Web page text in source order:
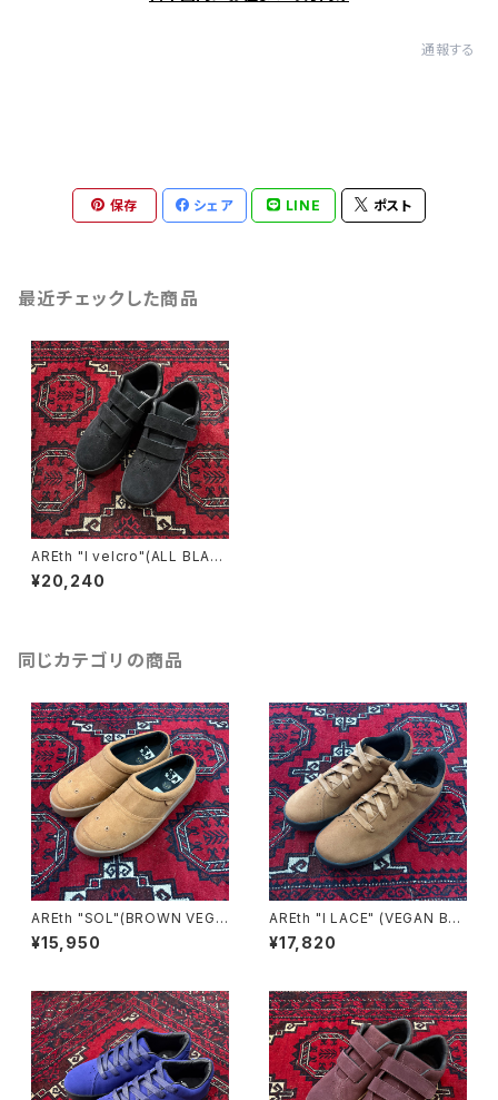
通報する
保存 シェア LINE ポスト
最近チェックした商品
AREth "I velcro"(ALL BLAC
K)
¥20,240
同じカテゴリの商品
AREth "SOL"(BROWN VEGA
N SUEDE)
¥15,950
AREth "I LACE" (VEGAN BR
OWN SUEDE)
¥17,820